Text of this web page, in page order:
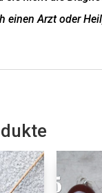
einen Arzt oder